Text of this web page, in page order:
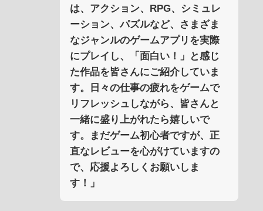
は、アクション、RPG、シミュレ
ーション、パズルなど、さまざま
なジャンルのゲームアプリを実際
にプレイし、「面白い！」と感じ
た作品を皆さんにご紹介していま
す。日々の仕事の疲れをゲームで
リフレッシュしながら、皆さんと
一緒に盛り上がれたら嬉しいで
す。まだゲーム初心者ですが、正
直なレビューを心がけていますの
で、応援よろしくお願いしま
す！」